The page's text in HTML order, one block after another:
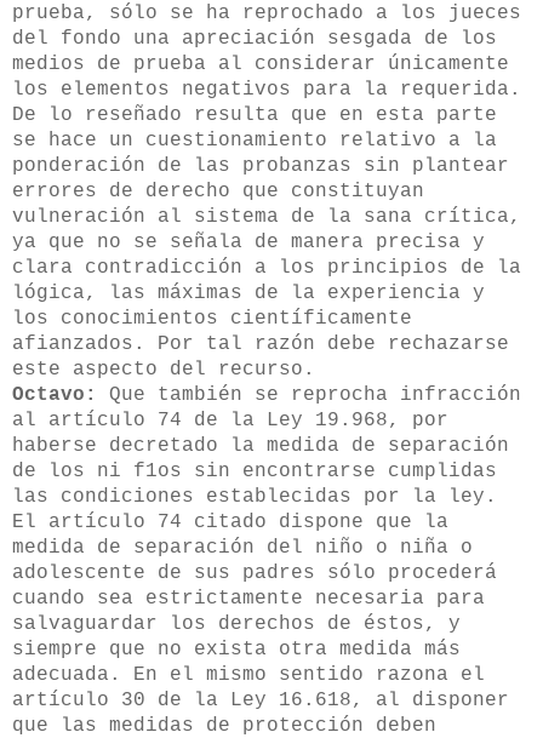
prueba, sólo se ha reprochado a los jueces
del fondo una apreciación sesgada de los
medios de prueba al considerar únicamente
los elementos negativos para la requerida.
De lo reseñado resulta que en esta parte
se hace un cuestionamiento relativo a la
ponderación de las probanzas sin plantear
errores de derecho que constituyan
vulneración al sistema de la sana crítica,
ya que no se señala de manera precisa y
clara contradicción a los principios de la
lógica, las máximas de la experiencia y
los conocimientos científicamente
afianzados. Por tal razón debe rechazarse
este aspecto del recurso.
Octavo: Que también se reprocha infracción
al artículo 74 de la Ley 19.968, por
haberse decretado la medida de separación
de los ni f1os sin encontrarse cumplidas
las condiciones establecidas por la ley.
El artículo 74 citado dispone que la
medida de separación del niño o niña o
adolescente de sus padres sólo procederá
cuando sea estrictamente necesaria para
salvaguardar los derechos de éstos, y
siempre que no exista otra medida más
adecuada. En el mismo sentido razona el
artículo 30 de la Ley 16.618, al disponer
que las medidas de protección deben